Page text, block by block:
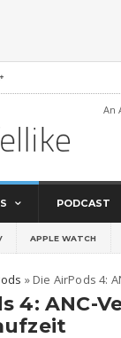
An
PODCAST
APPLE WATCH
» Die AirPods 4:
4: ANC-